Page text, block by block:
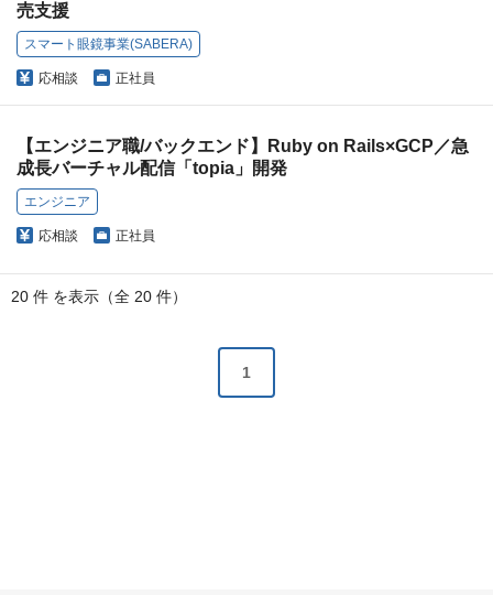
売支援
スマート眼鏡事業(SABERA)
応相談 正社員
【エンジニア職/バックエンド】Ruby on Rails×GCP／急
成長バーチャル配信「topia」開発
エンジニア
応相談 正社員
20 件 を表示（全 20 件）
1